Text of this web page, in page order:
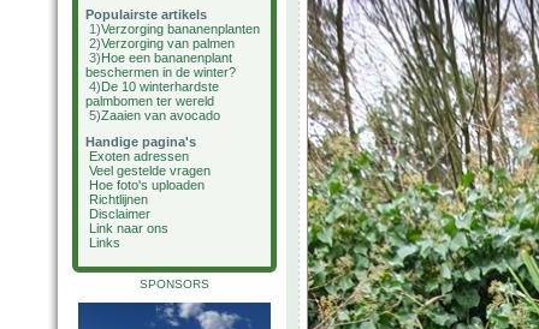
Populairste artikels
1)Verzorging bananenplanten
2)Verzorging van palmen
3)Hoe een bananenplant
beschermen in de winter?
4)De 10 winterhardste
palmbomen ter wereld
5)Zaaien van avocado
Handige pagina's
Exoten adressen
Veel gestelde vragen
Hoe foto's uploaden
Richtlijnen
Disclaimer
Link naar ons
Links
SPONSORS